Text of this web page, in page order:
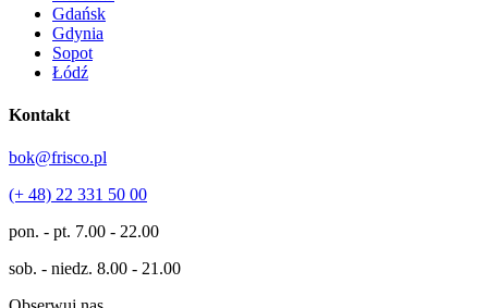
Gdańsk
Gdynia
Sopot
Łódź
Kontakt
bok@frisco.pl
(+ 48) 22 331 50 00
pon. - pt. 7.00 - 22.00
sob. - niedz. 8.00 - 21.00